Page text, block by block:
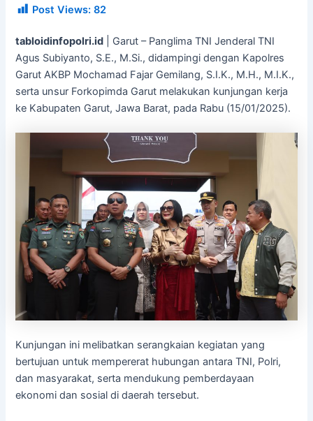
Post Views: 82
tabloidinfopolri.id | Garut – Panglima TNI Jenderal TNI
Agus Subiyanto, S.E., M.Si., didampingi dengan Kapolres
Garut AKBP Mochamad Fajar Gemilang, S.I.K., M.H., M.I.K.,
serta unsur Forkopimda Garut melakukan kunjungan kerja
ke Kabupaten Garut, Jawa Barat, pada Rabu (15/01/2025).
Kunjungan ini melibatkan serangkaian kegiatan yang
bertujuan untuk mempererat hubungan antara TNI, Polri,
dan masyarakat, serta mendukung pemberdayaan
ekonomi dan sosial di daerah tersebut.